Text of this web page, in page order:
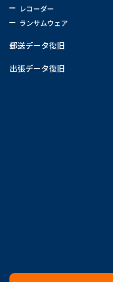
レコーダー
ランサムウェア
郵送データ復旧
出張データ復旧